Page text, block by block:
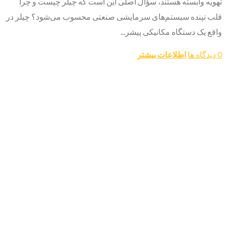
قلب تپنده سیستم‌های سرمایشی صنعتی محسوب می‌شود؟ چیلر در
واقع یک دستگاه مکانیکی پیشر...
0 دیدگاه ها اطلاعات بیشتر